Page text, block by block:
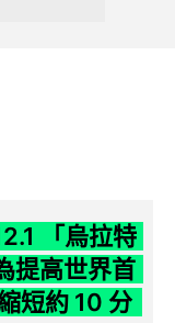
「烏拉特
提高世界首
短約 10 分